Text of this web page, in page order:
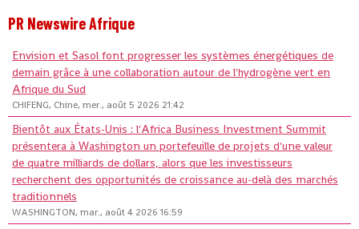
PR Newswire Afrique
Envision et Sasol font progresser les systèmes énergétiques de
demain grâce à une collaboration autour de l'hydrogène vert en
Afrique du Sud
CHIFENG, Chine, mer., août 5 2026 21:42
Bientôt aux États-Unis : l'Africa Business Investment Summit
présentera à Washington un portefeuille de projets d'une valeur
de quatre milliards de dollars, alors que les investisseurs
recherchent des opportunités de croissance au-delà des marchés
traditionnels
WASHINGTON, mar., août 4 2026 16:59